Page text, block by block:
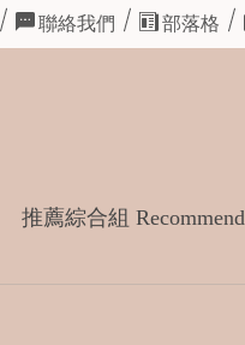
聯絡我們 部落格
推薦綜合組 Recommend